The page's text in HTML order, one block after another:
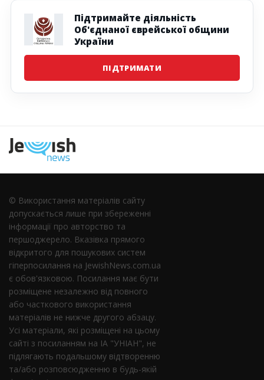
Підтримайте діяльність
Об'єднаної єврейської общини
України
ПІДТРИМАТИ
© Використання матеріалів сайту
допускається лише при збереженні
інформації про авторство та
першоджерело. Вказівка ​​прямого
відкритого для пошукових систем
гіперпосилання на JewishNews.com.ua
є обов'язковою. Посилання має бути
розміщене незалежно від повного
або часткового використання
матеріалів не нижче другого абзацу.
Усі матеріали, які розміщені на цьому
сайті з посиланням на ІА "УНІАН", не
підлягають подальшому відтворенню
та/або розповсюдженню в будь-якій